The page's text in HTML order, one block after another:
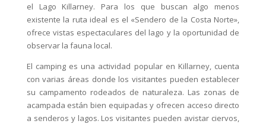
el Lago Killarney. Para los que buscan algo menos
existente la ruta ideal es el «Sendero de la Costa Norte»,
ofrece vistas espectaculares del lago y la oportunidad de
observar la fauna local.
El camping es una actividad popular en Killarney, cuenta
con varias áreas donde los visitantes pueden establecer
su campamento rodeados de naturaleza. Las zonas de
acampada están bien equipadas y ofrecen acceso directo
a senderos y lagos. Los visitantes pueden avistar ciervos,